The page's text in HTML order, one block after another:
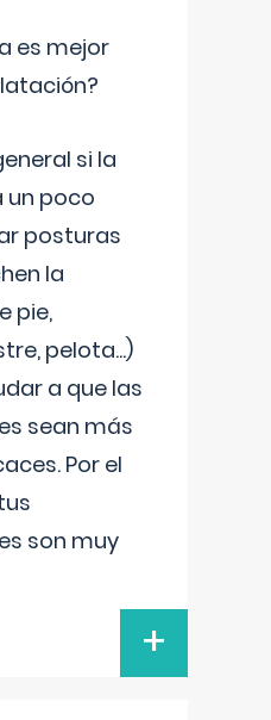
es mejor
si la
un poco
posturas
la
pie,
pelota...)
a que las
sean más
Por el
son muy
+